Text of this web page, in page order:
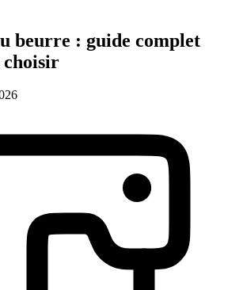
beurre : guide complet
choisir